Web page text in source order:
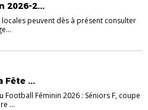
2026-2...
peuvent dès à présent consulter
Fête ...
Féminin 2026 : Séniors F, coupe
...